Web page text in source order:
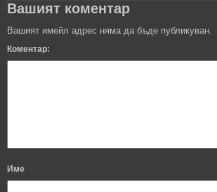
Вашият коментар
Вашият имейл адрес няма да бъде публикуван.
Коментар:
Име